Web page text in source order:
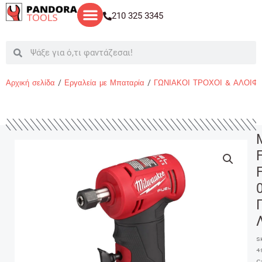
Μετάβαση
στο
210 325 3345
SearchSearch
Αρχική σελίδα / Εργαλεία με Μπαταρία / ΓΩΝΙΑΚΟΙ ΤΡΟΧΟΙ &